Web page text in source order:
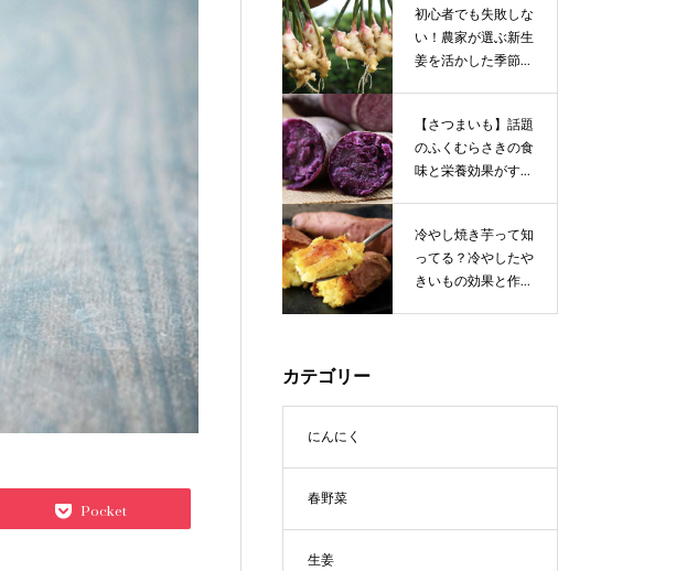
Pocket
初心者でも失敗しな
い！農家が選ぶ新生
姜を活かした季節...
【さつまいも】話題
のふくむらさきの食
味と栄養効果がす...
冷やし焼き芋って知
ってる？冷やしたや
きいもの効果と作...
カテゴリー
にんにく
春野菜
生姜